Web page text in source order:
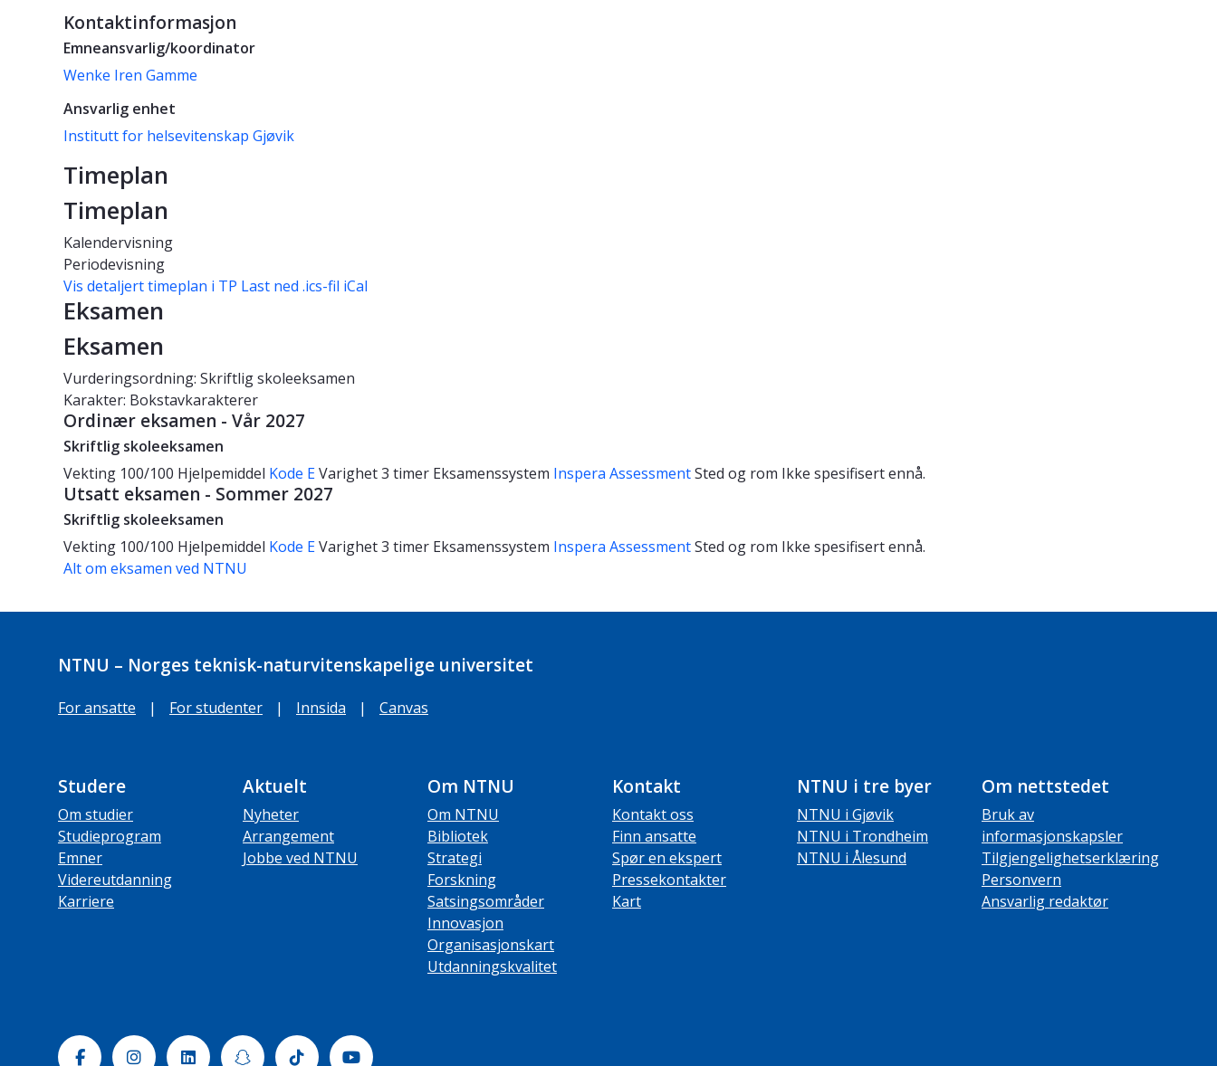
Kontaktinformasjon
Emneansvarlig/koordinator
Wenke Iren Gamme
Ansvarlig enhet
Institutt for helsevitenskap Gjøvik
Timeplan
Timeplan
Kalendervisning
Periodevisning
Vis detaljert timeplan i TP Last ned .ics-fil iCal
Eksamen
Eksamen
Vurderingsordning: Skriftlig skoleeksamen
Karakter: Bokstavkarakterer
Ordinær eksamen - Vår 2027
Skriftlig skoleeksamen
Vekting 100/100 Hjelpemiddel Kode EVarighet3 timer Eksamenssystem Inspera AssessmentSted og rom Ikke spesifisert ennå.
Utsatt eksamen - Sommer 2027
Skriftlig skoleeksamen
Vekting 100/100 Hjelpemiddel Kode EVarighet3 timer Eksamenssystem Inspera AssessmentSted og rom Ikke spesifisert ennå.
Alt om eksamen ved NTNU
NTNU – Norges teknisk-naturvitenskapelige universitet
For ansatte | For studenter | Innsida | Canvas
Studere
Om studier
Studieprogram
Emner
Videreutdanning
Karriere
Aktuelt
Nyheter
Arrangement
Jobbe ved NTNU
Om NTNU
Om NTNU
Bibliotek
Strategi
Forskning
Satsingsområder
Innovasjon
Organisasjonskart
Utdanningskvalitet
Kontakt
Kontakt oss
Finn ansatte
Spør en ekspert
Pressekontakter
Kart
NTNU i tre byer
NTNU i Gjøvik
NTNU i Trondheim
NTNU i Ålesund
Om nettstedet
Bruk av
informasjonskapsler
Tilgjengelighetserklæring
Personvern
Ansvarlig redaktør
FacebookInstagramLinkedinSnapchatTiktok Youtube